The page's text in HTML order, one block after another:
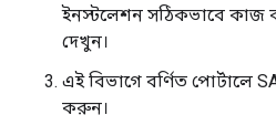
ইনস্টলেশন সঠিকভাবে কাজ
দেখুন।
এই বিভাগে বর্ণিত পোর্টালে
করুন।